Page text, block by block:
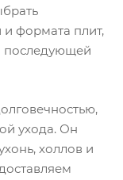
формата плит,
последующей
ухода. Он
холлов и